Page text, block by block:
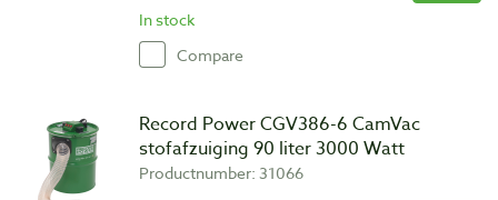
In stock
Compare
Record Power CGV386-6 CamVac
stofafzuiging 90 liter 3000 Watt
Productnumber: 31066